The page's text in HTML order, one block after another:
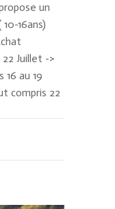
un
16ans)
Juillet ->
au 19
compris 22